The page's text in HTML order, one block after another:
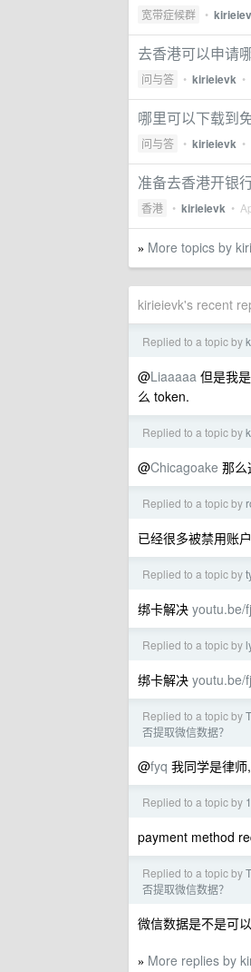
宽带症候群 •
去香港可以申请
问与答 • kirieievk •
哪里可以下载到
问与答 • kirieievk •
准备去香港开银
香港 • kirieievk •
» More topics by
kirieievk's recent
Replied to a topic by
@Liaaaaa 但是我
么 token.
Replied to a topic by
@Chicagoake 那么
Replied to a topic by
已经很多被禁用账
Replied to a topic by
绑卡解决 youtu.be/
Replied to a topic by
绑卡解决 youtu.be/
Replied to a topic by
否提取微信数据？
@fyq 我同学是律
Replied to a topic by
payment method
Replied to a topic by
否提取微信数据？
微信数据是不是可
» More replies by